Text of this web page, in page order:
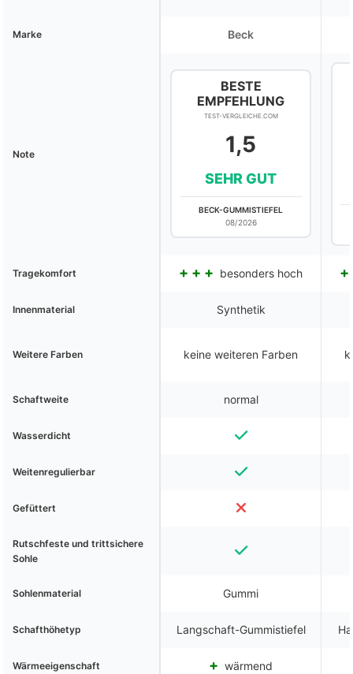
Marke Beck
Note
BESTE
EMPFEHLUNG
TEST-VERGLEICHE.COM
1,5
SEHR GUT
BECK-GUMMISTIEFEL
08/2026
Tragekomfort besonders hoch
Innenmaterial Synthetik
Weitere Farben keine weiteren Farben
Schaftweite normal
Wasserdicht
Weitenregulierbar
Gefüttert
Rutschfeste und trittsichere
Sohle
Sohlenmaterial Gummi
Schafthöhetyp Langschaft-Gummistiefel
Wärmeeigenschaft wärmend